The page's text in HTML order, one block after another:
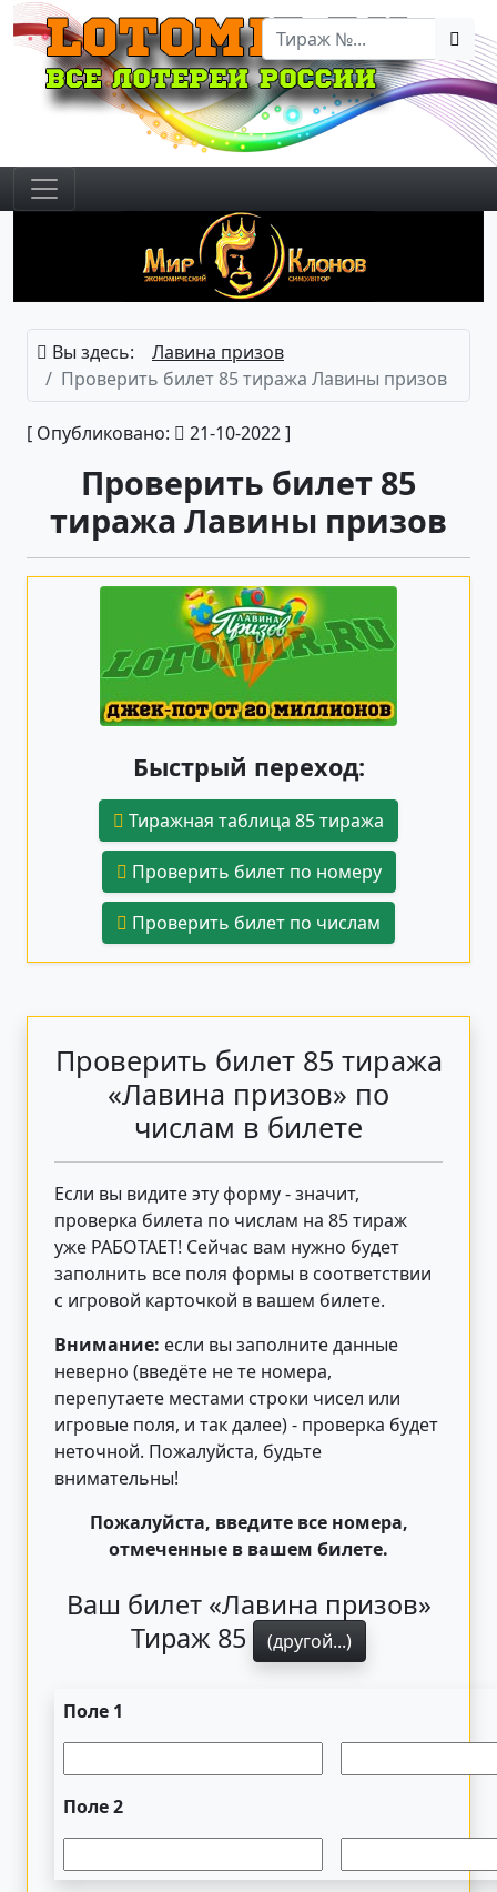
Вы здесь:
Лавина призов
Проверить билет 85 тиража Лавины призов
[ Опубликовано: 21-10-2022 ]
Проверить билет 85
тиража Лавины призов
Быстрый переход:
Тиражная таблица 85 тиража
Проверить билет по номеру
Проверить билет по числам
Проверить билет 85 тиража
«Лавина призов» по
числам в билете
Если вы видите эту форму - значит,
проверка билета по числам на 85 тираж
уже РАБОТАЕТ! Сейчас вам нужно будет
заполнить все поля формы в соответствии
с игровой карточкой в вашем билете.
Внимание: если вы заполните данные
неверно (введёте не те номера,
перепутаете местами строки чисел или
игровые поля, и так далее) - проверка будет
неточной. Пожалуйста, будьте
внимательны!
Пожалуйста, введите все номера,
отмеченные в вашем билете.
Ваш билет «Лавина призов»
Тираж 85
(другой...)
Поле 1
Поле 2